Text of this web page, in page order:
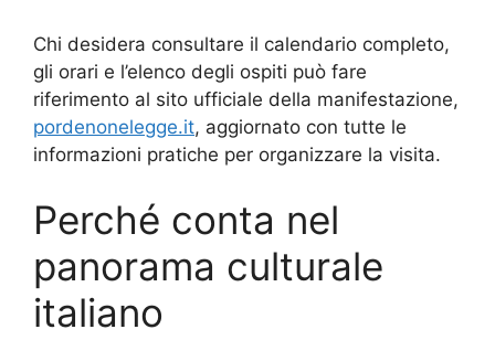
Chi desidera consultare il calendario completo,
gli orari e l’elenco degli ospiti può fare
riferimento al sito ufficiale della manifestazione,
pordenonelegge.it, aggiornato con tutte le
informazioni pratiche per organizzare la visita.
Perché conta nel
panorama culturale
italiano